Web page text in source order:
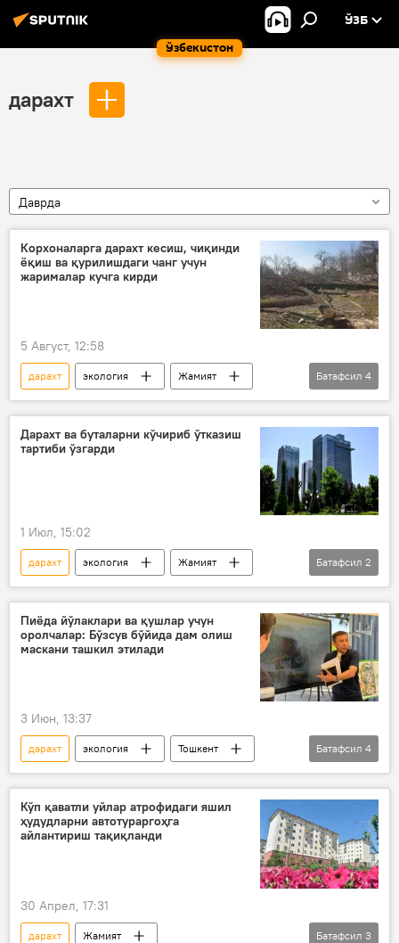
Ўзбекистон
ЎЗБ
дарахт
Даврда
Корхоналарга дарахт кесиш, чиқинди
ёқиш ва қурилишдаги чанг учун
жарималар кучга кирди
5 Август, 12:58
дарахт экология
Жамият
корхона
дарахт кесилиши
янги қонун
жарима
Батафсил 4
Дарахт ва буталарни кўчириб ўтказиш
тартиби ўзгарди
1 Июл, 15:02
дарахт экология
Жамият
Ўзбекистон
янги қонун
Батафсил 2
Пиёда йўлаклари ва қушлар учун
оролчалар: Бўзсув бўйида дам олиш
маскани ташкил этилади
3 Июн, 13:37
дарахт экология
Тошкент
маҳалла
дам олиш маскани
Жамият
Ўзбекистон
Батафсил 4
Кўп қаватли уйлар атрофидаги яшил
ҳудудларни автотураргоҳга
айлантириш тақиқланди
30 Апрел, 17:31
дарахт
Жамият
Батафсил 3